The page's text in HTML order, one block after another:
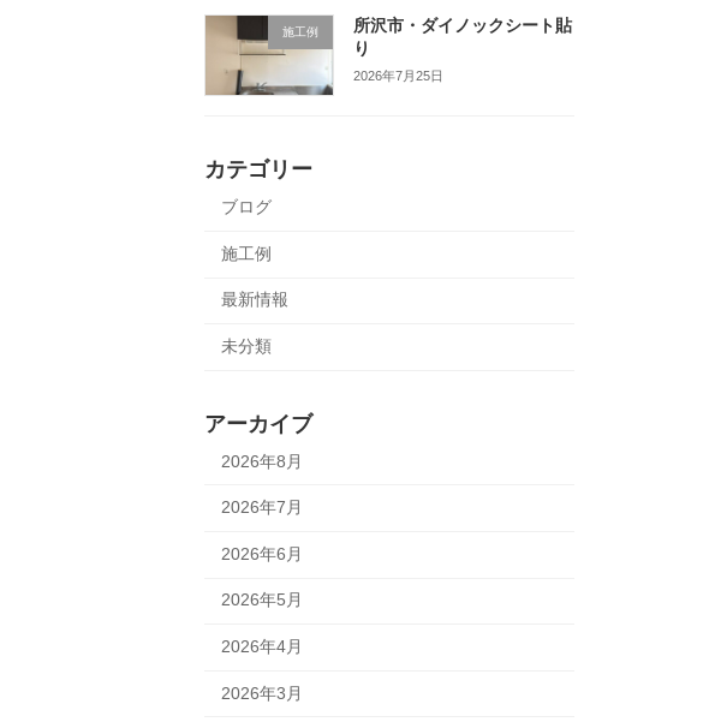
施工例
所沢市・ダイノックシート貼
り
2026年7月25日
カテゴリー
ブログ
施工例
最新情報
未分類
アーカイブ
2026年8月
2026年7月
2026年6月
2026年5月
2026年4月
2026年3月